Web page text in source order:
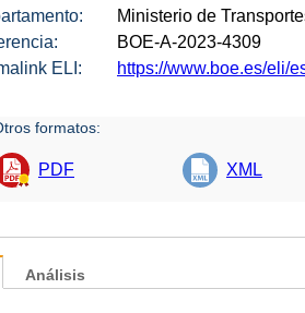
Ministerio de
BOE-A-2023-4309
ELI:
https://www.boe.es/eli/
formatos:
PDF XML
Análisis